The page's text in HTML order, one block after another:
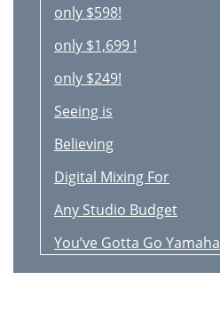
only $598!
only $1,699 !
only $249!
Seeing is
Believing
Digital Mixing For
Any Studio Budget
You’ve Gotta Go Yamaha
BRAND NEW!!